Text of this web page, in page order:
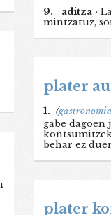
9. aditza ·
mintzatuz,
plater
1. (
gabe
behar ez
plater